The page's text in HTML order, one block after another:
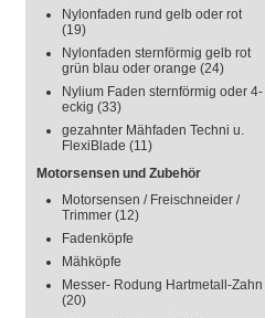
Nylonfaden rund gelb oder rot
(19)
Nylonfaden sternförmig gelb rot
grün blau oder orange (24)
Nylium Faden sternförmig oder 4-
eckig (33)
gezahnter Mähfaden Techni u.
FlexiBlade (11)
Motorsensen und Zubehör
Motorsensen / Freischneider /
Trimmer (12)
Fadenköpfe
Mähköpfe
Messer- Rodung Hartmetall-Zahn
(20)